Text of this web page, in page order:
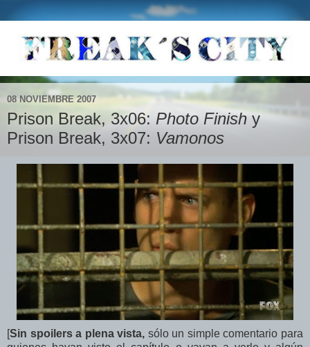
08 NOVIEMBRE 2007
Prison Break, 3x06: Photo Finishy
Prison Break, 3x07: Vamonos
[Sin spoilers a plena vista, sólo un simple comentario para